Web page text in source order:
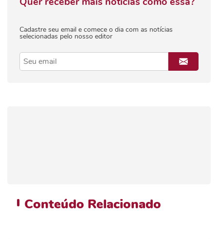
Cadastre seu email e comece o dia com as notícias
selecionadas pelo nosso editor
Conteúdo Relacionado